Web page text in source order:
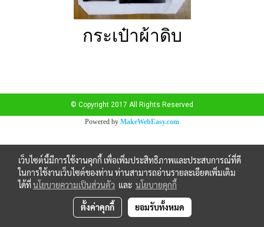
กระเป๋าผ้าดิบ
© Copyright 2017 All Rights Reserved
Powered by MakeWebEasy.com
เว็บไซต์นี้มีการใช้งานคุกกี้ เพื่อเพิ่มประสิทธิภาพและประสบการณ์ที่ดี
ในการใช้งานเว็บไซต์ของท่าน ท่านสามารถอ่านรายละเอียดเพิ่มเติม
ได้ที่นโยบายความเป็นส่วนตัว และ นโยบายคุกกี้
ตั้งค่าคุกกี้ ยอมรับทั้งหมด